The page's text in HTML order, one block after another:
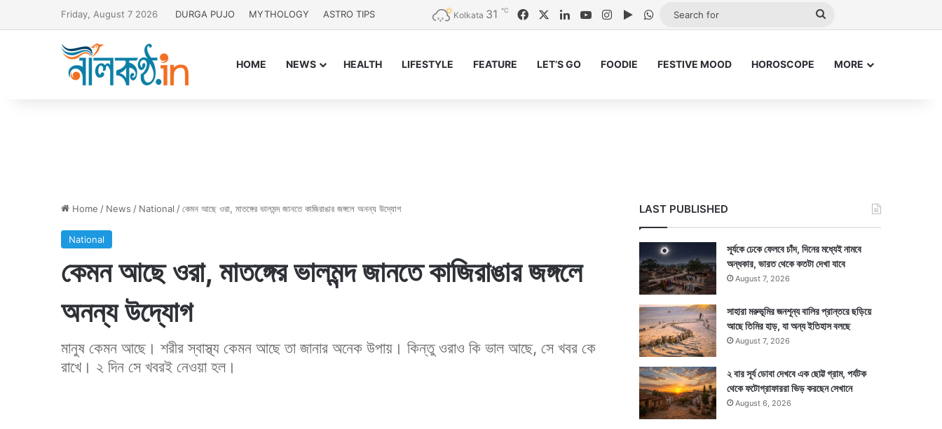
Friday, August 7 2026 DURGA PUJO MYTHOLOGY ASTRO TIPS Kolkata 31 ℃ FacebookLinkedInYouTubeInstagram
Google Play
WhatsApp
HOME NEWS HEALTH LIFESTYLE FEATURE LET’S GO FOODIE FESTIVE MOOD HOROSCOPE MORE
Home / News / National /কেমন আছে ওরা, মাতঙ্গের ভালমন্দ জানতে কাজিরাঙার জঙ্গলে অনন্য উদ্যোগ
National
কেমন আছে ওরা, মাতঙ্গের ভালমন্দ জানতে কাজিরাঙার জঙ্গলে
অনন্য উদ্যোগ
মানুষ কেমন আছে। শরীর স্বাস্থ্য কেমন আছে তা জানার অনেক উপায়। কিন্তু ওরাও কি ভাল আছে, সে খবর কে
রাখে। ২ দিন সে খবরই নেওয়া হল।
LAST PUBLISHED
সূর্যকে ঢেকে ফেলবে চাঁদ, দিনের মধ্যেই নামবে
অন্ধকার, ভারত থেকে কতটা দেখা যাবে
August 7, 2026
সাহারা মরুভূমির জনশূন্য বালির প্রান্তরে ছড়িয়ে
আছে তিমির হাড়, যা অন্য ইতিহাস বলছে
August 7, 2026
২ বার সূর্য ডোবা দেখবে এক ছোট্ট গ্রাম, পর্যটক
থেকে ফটোগ্রাফাররা ভিড় করছেন সেখানে
August 6, 2026